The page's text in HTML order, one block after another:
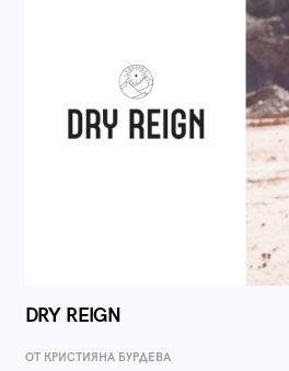
DRY REIGN
ОТ КРИСТИЯНА БУРДЕВА